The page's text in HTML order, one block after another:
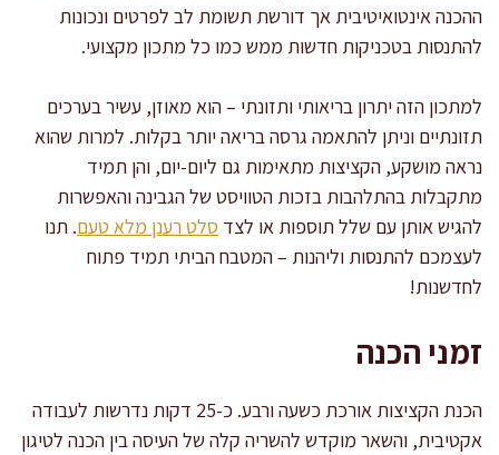
ההכנה אינטואיטיבית אך דורשת תשומת לב לפרטים ונכונות
להתנסות בטכניקות חדשות ממש כמו כל מתכון מקצועי.
למתכון הזה יתרון בריאותי ותזונתי – הוא מאוזן, עשיר בערכים
תזונתיים וניתן להתאמה גרסה בריאה יותר בקלות. למרות שהוא
נראה מושקע, הקציצות מתאימות גם ליום-יום, והן תמיד
מתקבלות בהתלהבות בזכות הטוויסט של הגבינה והאפשרות
להגיש אותן עם שלל תוספות או לצד סלט רענן מלא טעם. תנו
לעצמכם להתנסות וליהנות – המטבח הביתי תמיד פתוח
לחדשנות!
זמני הכנה
הכנת הקציצות אורכת כשעה ורבע. כ-25 דקות נדרשות לעבודה
אקטיבית, והשאר מוקדש להשריה קלה של העיסה בין הכנה לטיגון